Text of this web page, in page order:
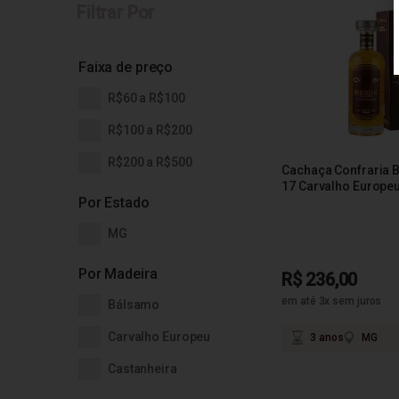
Por Estado
MG
Por Madeira
Bálsamo
Carvalho Europeu
Castanheira
Faixa de preço
R$60 a R$100
R$100 a R$200
R$200 a R$500
Cachaça Confraria
17 Carvalho
R$ 236,00
em até 3x sem juros
3 anos MG